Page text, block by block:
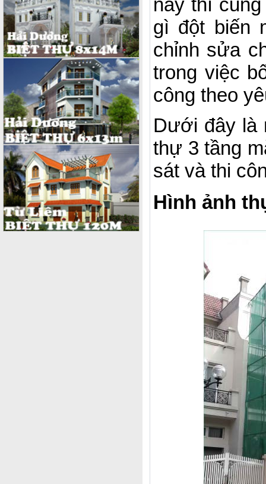
gì đột biến
chỉnh sửa
trong việc
công theo
Dưới đây là
thự 3 tầng
sát và thi
Hình ảnh